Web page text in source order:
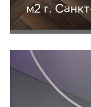
м2 г.